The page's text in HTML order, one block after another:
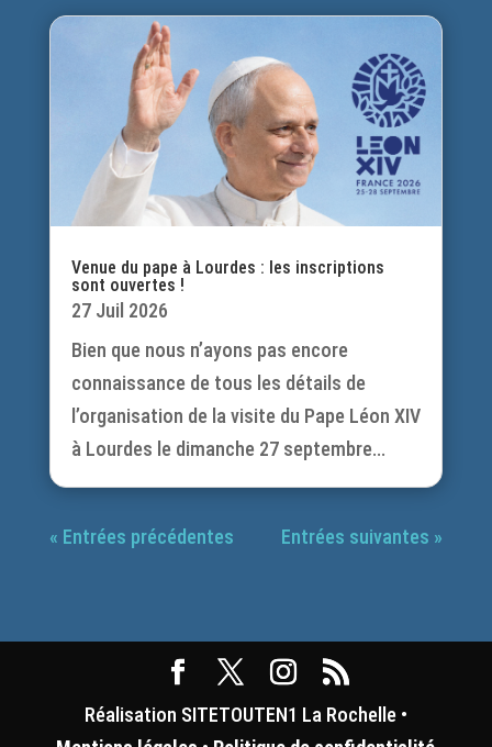
Venue du pape à Lourdes : les inscriptions
sont ouvertes !
27 Juil 2026
Bien que nous n’ayons pas encore
connaissance de tous les détails de
l’organisation de la visite du Pape Léon XIV
à Lourdes le dimanche 27 septembre...
« Entrées précédentes Entrées suivantes »
Réalisation SITETOUTEN1 La Rochelle •